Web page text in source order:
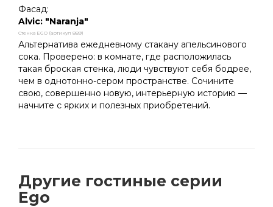
Фасад:
Alvic: "Naranja"
Стенка EGO (артикул 889)
Альтернатива ежедневному стакану апельсинового
сока. Проверено: в комнате, где расположилась
такая броская стенка, люди чувствуют себя бодрее,
чем в однотонно-сером пространстве. Сочините
свою, совершенно новую, интерьерную историю —
начните с ярких и полезных приобретений.
Другие гостиные серии
Ego